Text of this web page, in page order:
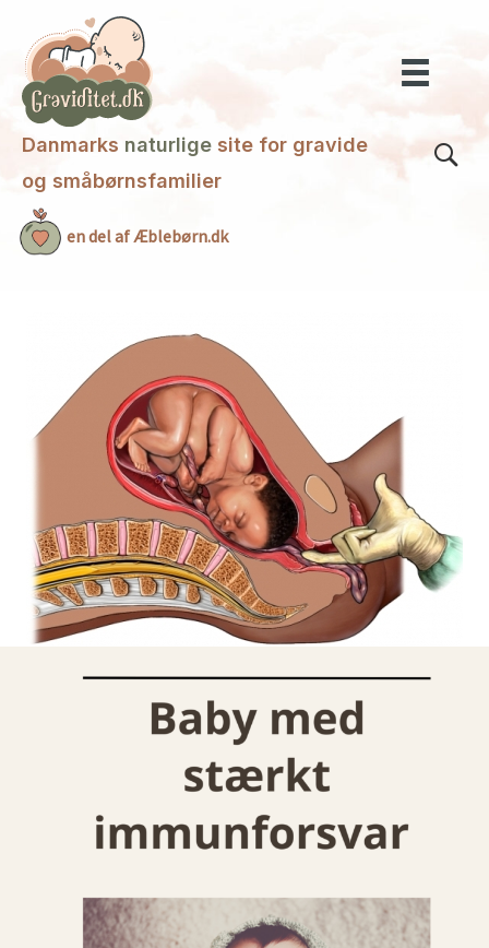
indholdet
Danmarks naturlige site for gravide
og småbørnsfamilier
en del af Æblebørn.dk